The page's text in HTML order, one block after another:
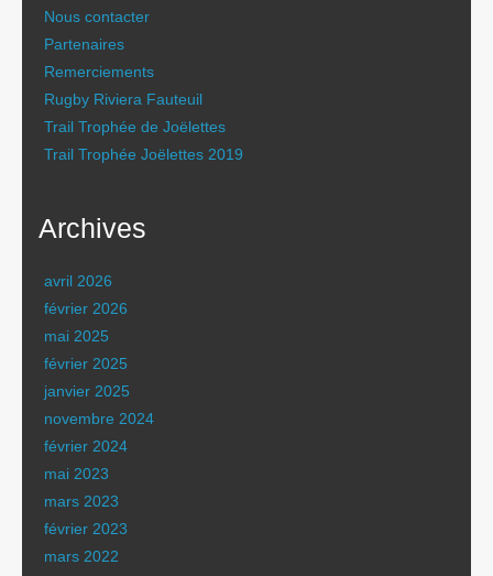
Nous contacter
Partenaires
Remerciements
Rugby Riviera Fauteuil
Trail Trophée de Joëlettes
Trail Trophée Joëlettes 2019
Archives
avril 2026
février 2026
mai 2025
février 2025
janvier 2025
novembre 2024
février 2024
mai 2023
mars 2023
février 2023
mars 2022